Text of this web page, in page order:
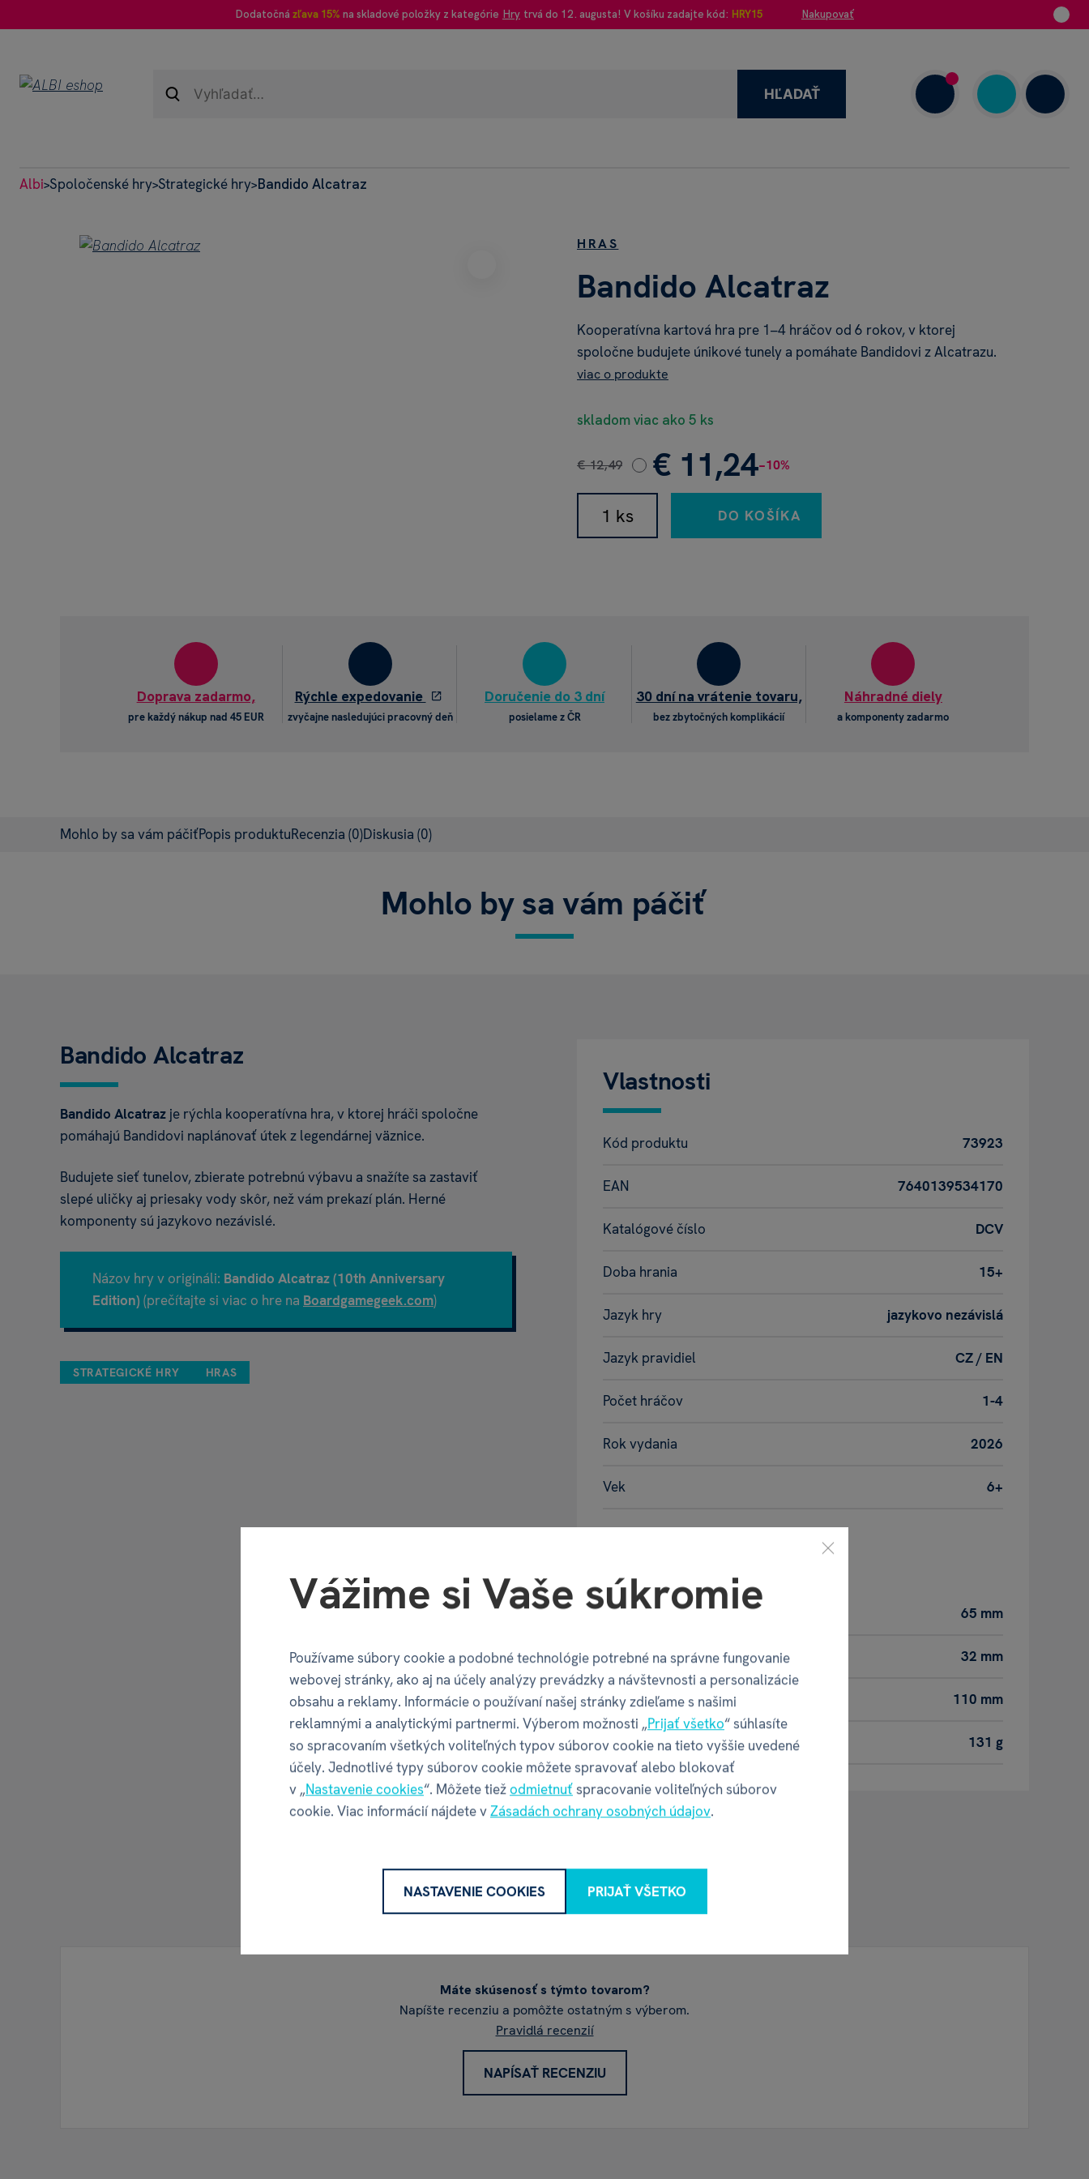
Dodatočná zľava 15% na skladové položky z kategórie Hry trvá do 12. augusta! V košíku zadajte kód: HRY15 Nakupovať
HĽADAŤ
Albi>Spoločenské hry>Strategické hry>Bandido Alcatraz
HRAS
Bandido Alcatraz
Kooperatívna kartová hra pre 1–4 hráčov od 6 rokov, v ktorej
spoločne budujete únikové tunely a pomáhate Bandidovi z Alcatrazu.
viac o produkte
skladom viac ako 5 ks
€ 12,49 € 11,24−10%
DO KOŠÍKA
Doprava zadarmo,
pre každý nákup nad 45 EUR
Rýchle expedovanie
zvyčajne nasledujúci pracovný deň
Doručenie do 3 dní
posielame z ČR
30 dní na vrátenie tovaru,
bez zbytočných komplikácií
Náhradné diely
a komponenty zadarmo
Mohlo by sa vám páčiťPopis produktuRecenzia (0)Diskusia (0)
Mohlo by sa vám páčiť
Bandido Alcatraz
Bandido Alcatraz je rýchla kooperatívna hra, v ktorej hráči spoločne
pomáhajú Bandidovi naplánovať útek z legendárnej väznice.
Budujete sieť tunelov, zbierate potrebnú výbavu a snažíte sa zastaviť
slepé uličky aj priesaky vody skôr, než vám prekazí plán. Herné
komponenty sú jazykovo nezávislé.
Názov hry v origináli: Bandido Alcatraz (10th Anniversary
Edition) (prečítajte si viac o hre na Boardgamegeek.com)
STRATEGICKÉ HRY HRAS
Vlastnosti
Kód produktu 73923
EAN 7640139534170
Katalógové číslo DCV
Doba hrania 15+
Jazyk hry jazykovo nezávislá
Jazyk pravidiel CZ / EN
Počet hráčov 1-4
Rok vydania 2026
Vek 6+
Šírka balenia 65 mm
Hĺbka balenia 32 mm
Výška balenia 110 mm
Váha balenia 131 g
Recenzia
Máte skúsenosť s týmto tovarom?
Napíšte recenziu a pomôžte ostatným s výberom.
Pravidlá recenzií
NAPÍSAŤ RECENZIU
Vážime si Vaše súkromie
Používame súbory cookie a podobné technológie potrebné na správne fungovanie
webovej stránky, ako aj na účely analýzy prevádzky a návštevnosti a personalizácie
obsahu a reklamy. Informácie o používaní našej stránky zdieľame s našimi
reklamnými a analytickými partnermi. Výberom možnosti „Prijať všetko“ súhlasíte
so spracovaním všetkých voliteľných typov súborov cookie na tieto vyššie uvedené
účely. Jednotlivé typy súborov cookie môžete spravovať alebo blokovať
v „Nastavenie cookies“. Môžete tiežodmietnuťspracovanie voliteľných súborov
cookie. Viac informácií nájdete vZásadách ochrany osobných údajov.
NASTAVENIE COOKIES PRIJAŤ VŠETKO